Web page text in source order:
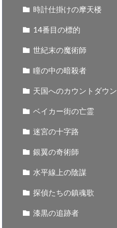
時計仕掛けの摩天楼
14番目の標的
世紀末の魔術師
瞳の中の暗殺者
天国へのカウントダウン
ベイカー街の亡霊
迷宮の十字路
銀翼の奇術師
水平線上の陰謀
探偵たちの鎮魂歌
漆黒の追跡者